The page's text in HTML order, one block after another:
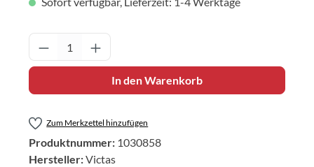
Produkt Anzahl: Gib den gewünschten
In den Warenkorb
Zum Merkzettel hinzufügen
Produktnummer: 1030858
Hersteller:Victas